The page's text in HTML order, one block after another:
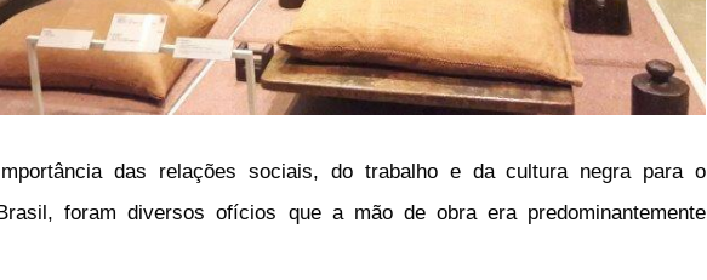
das relações sociais, do trabalho e da cultura negra para o
foram diversos ofícios que a mão de obra era predominantemente